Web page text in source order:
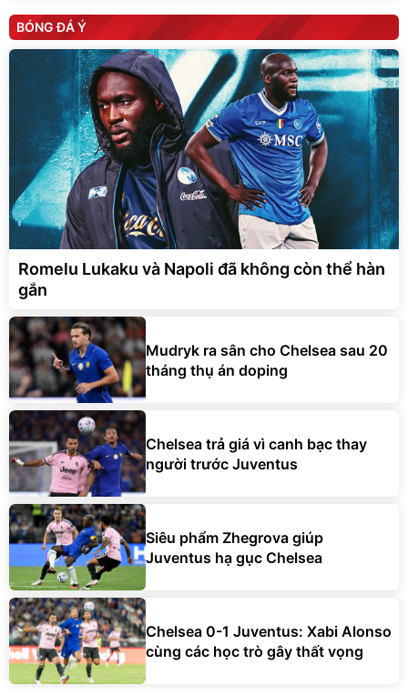
BÓNG ĐÁ Ý
Romelu Lukaku và Napoli đã không còn thể hàn
gắn
Mudryk ra sân cho Chelsea sau 20
tháng thụ án doping
Chelsea trả giá vì canh bạc thay
người trước Juventus
Siêu phẩm Zhegrova giúp
Juventus hạ gục Chelsea
Chelsea 0-1 Juventus: Xabi Alonso
cùng các học trò gây thất vọng